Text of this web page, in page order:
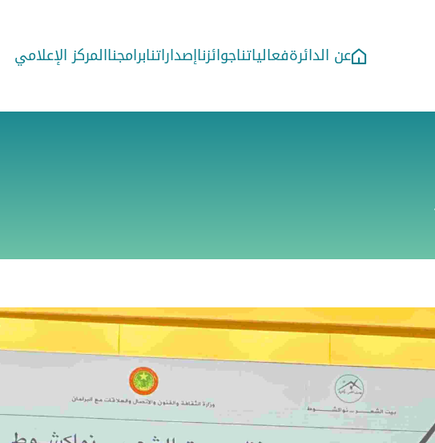
عن الدائرةفعالياتناجوائزناإصداراتنابرامجناالمركز الإعلامي